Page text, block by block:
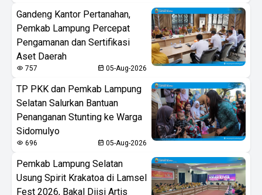
Gandeng Kantor Pertanahan,
Pemkab Lampung Percepat
Pengamanan dan Sertifikasi
Aset Daerah
757 05-Aug-2026
TP PKK dan Pemkab Lampung
Selatan Salurkan Bantuan
Penanganan Stunting ke Warga
Sidomulyo
696 05-Aug-2026
Pemkab Lampung Selatan
Usung Spirit Krakatoa di Lamsel
Fest 2026, Bakal Diisi Artis